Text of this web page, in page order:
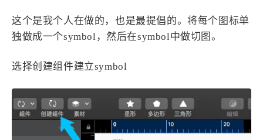
这个是我个人在做的，也是最提倡的。将每个图标单
独做成一个symbol，然后在symbol中做切图。
选择创建组件建立symbol